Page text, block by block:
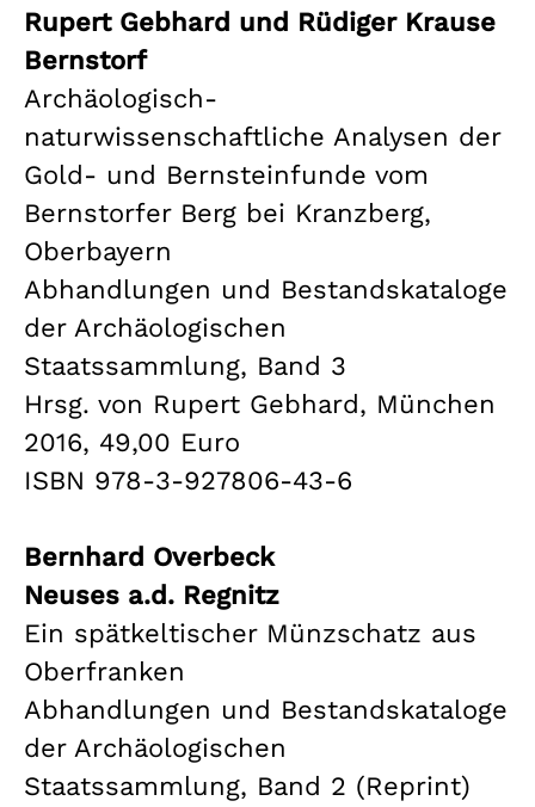
Rupert Gebhard und Rüdiger Krause
Bernstorf
Archäologisch-
naturwissenschaftliche Analysen der
Gold- und Bernsteinfunde vom
Bernstorfer Berg bei Kranzberg,
Oberbayern
Abhandlungen und Bestandskataloge
der Archäologischen
Staatssammlung, Band 3
Hrsg. von Rupert Gebhard, München
2016, 49,00 Euro
ISBN 978-3-927806-43-6
Bernhard Overbeck
Neuses a.d. Regnitz
Ein spätkeltischer Münzschatz aus
Oberfranken
Abhandlungen und Bestandskataloge
der Archäologischen
Staatssammlung, Band 2 (Reprint)